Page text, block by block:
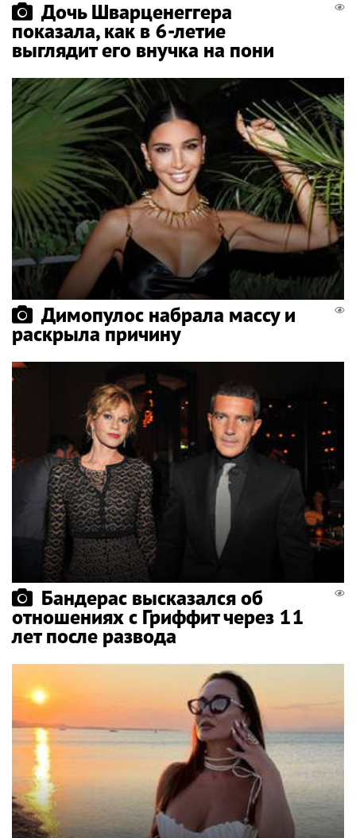
Дочь Шварценеггера
показала, как в 6-летие
выглядит его внучка на пони
Димопулос набрала массу и
раскрыла причину
Бандерас высказался об
отношениях с Гриффит через 11
лет после развода